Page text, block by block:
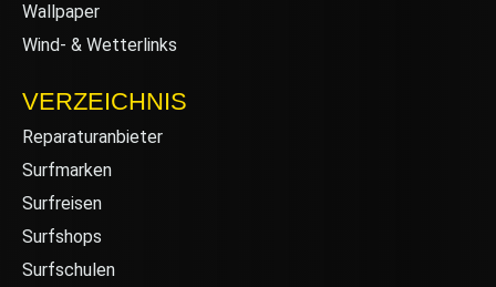
Wallpaper
Wind- & Wetterlinks
VERZEICHNIS
Reparaturanbieter
Surfmarken
Surfreisen
Surfshops
Surfschulen